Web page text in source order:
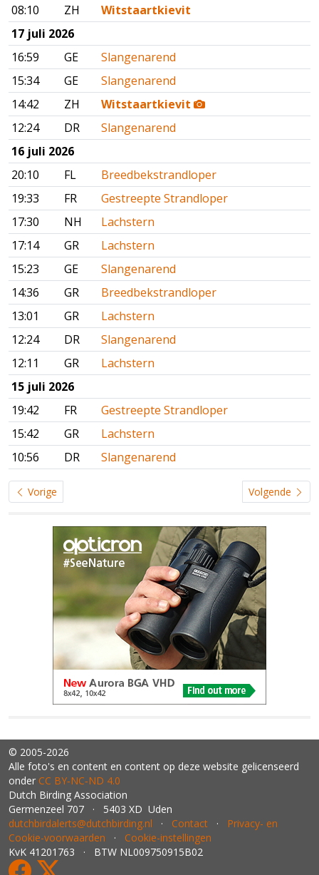
08:10
ZH
Witstaartkievit
17 juli 2026
16:59
GE
Slangenarend
15:34
GE
Slangenarend
14:42
ZH
Witstaartkievit
12:24
DR
Slangenarend
16 juli 2026
20:10
FL
Breedbekstrandloper
19:33
FR
Gestreepte Strandloper
17:30
NH
Lachstern
17:14
GR
Lachstern
15:23
GE
Slangenarend
14:36
GR
Breedbekstrandloper
13:01
GR
Lachstern
12:24
DR
Slangenarend
12:11
GR
Lachstern
15 juli 2026
19:42
FR
Gestreepte Strandloper
15:42
GR
Lachstern
10:56
DR Slangenarend
Vorige Volgende
© 2005-2026
Alle foto's en content en content op deze website gelicenseerd
onder CC BY‑NC‑ND 4.0
Dutch Birding Association
Germenzeel 707 · 5403 XD Uden
dutchbirdalerts@dutchbirding.nl · Contact · Privacy- en
Cookie-voorwaarden · Cookie-instellingen
KvK 41201763 · BTW NL009750915B02